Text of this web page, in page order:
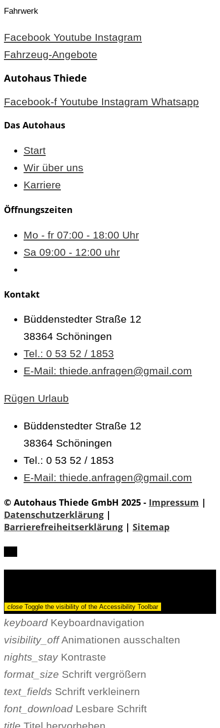
Fahrwerk
Facebook Youtube Instagram
Fahrzeug-Angebote
Autohaus Thiede
Facebook-f Youtube Instagram Whatsapp
Das Autohaus
Start
Wir über uns
Karriere
Öffnungszeiten
Mo - fr 07:00 - 18:00 Uhr
Sa 09:00 - 12:00 uhr
Kontakt
Büddenstedter Straße 12
38364 Schöningen
Tel.: 0 53 52 / 1853
E-Mail: thiede.anfragen@gmail.com
Rügen Urlaub
Büddenstedter Straße 12
38364 Schöningen
Tel.: 0 53 52 / 1853
E-Mail: thiede.anfragen@gmail.com
© Autohaus Thiede GmbH 2025 - Impressum |
Datenschutzerklärung |
Barrierefreiheitserklärung | Sitemap
close Toggle the visibility of the Accessibility Toolbar
keyboard Keyboardnavigation
visibility_off Animationen ausschalten
nights_stay Kontraste
format_size Schrift vergrößern
text_fields Schrift verkleinern
font_download Lesbare Schrift